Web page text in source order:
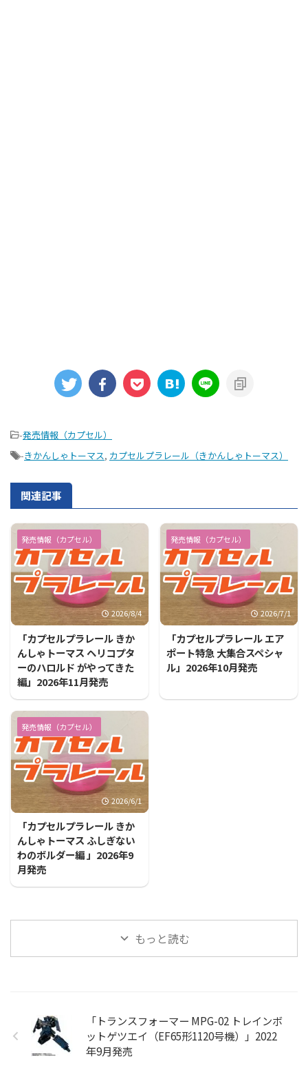
-発売情報（カプセル）
-きかんしゃトーマス, カプセルプラレール（きかんしゃトーマス）
関連記事
発売情報（カプセル）
2026/8/4
「カプセルプラレール きか
んしゃトーマス ヘリコプタ
ーのハロルド がやってきた
編」2026年11月発売
発売情報（カプセル）
2026/7/1
「カプセルプラレール エア
ポート特急 大集合スペシャ
ル」2026年10月発売
発売情報（カプセル）
2026/6/1
「カプセルプラレール きか
んしゃトーマス ふしぎない
わのボルダー編 」2026年9
月発売
もっと読む
「トランスフォーマー MPG-02 トレインボ
ットゲツエイ（EF65形1120号機）」2022
年9月発売